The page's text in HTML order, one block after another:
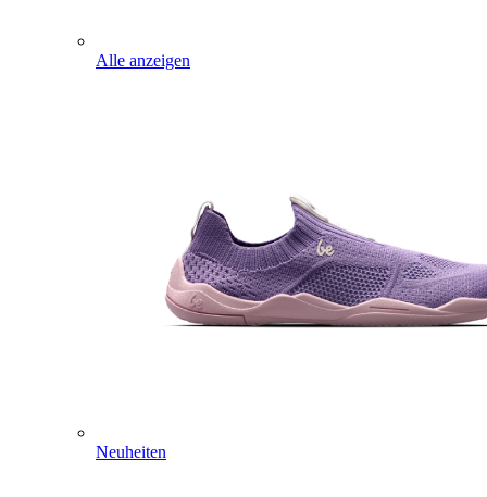
Alle anzeigen
Neuheiten